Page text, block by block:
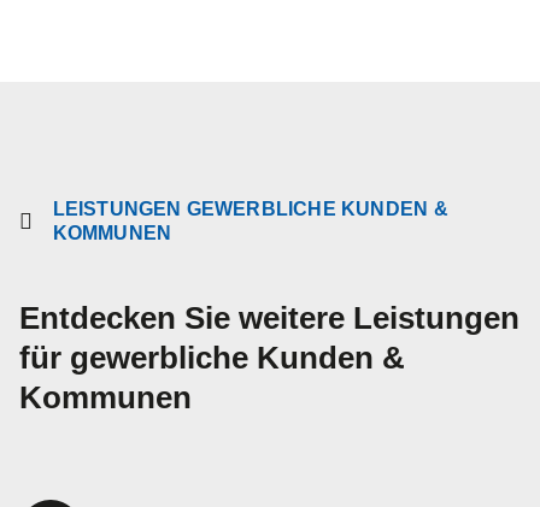
LEISTUNGEN GEWERBLICHE KUNDEN &
KOMMUNEN​
Entdecken Sie weitere Leistungen
für gewerbliche Kunden &
Kommunen​